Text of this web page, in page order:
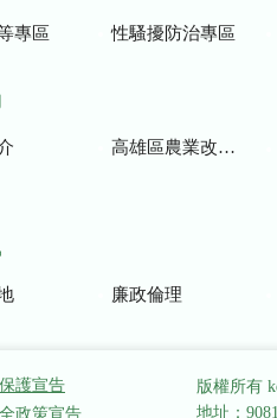
專區 性騷擾防治專區
高雄區農業改良場研究彙報
廉政倫理
護宣告
政策宣告
版權所有
地址：